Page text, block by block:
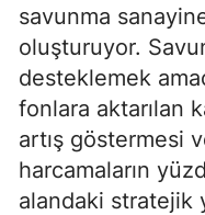
savunma
oluşturuyor.
desteklemek
fonlara aktarılan
artış göstermesi
harcamaların
alandaki stratejik